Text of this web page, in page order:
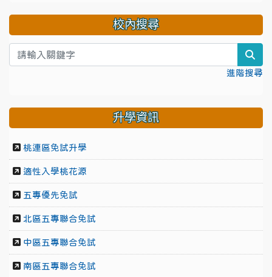
校內搜尋
進階搜尋
升學資訊
桃連區免試升學
適性入學桃花源
五專優先免試
北區五專聯合免試
中區五專聯合免試
南區五專聯合免試